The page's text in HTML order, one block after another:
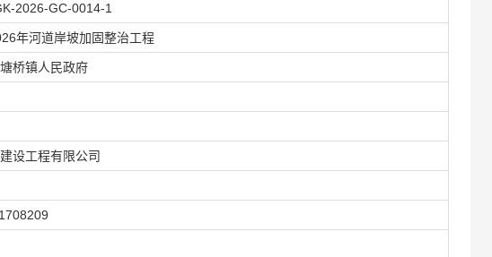
2026-GC-0014-1
年河道岸坡加固整治工程
桥镇人民政府
设工程有限公司